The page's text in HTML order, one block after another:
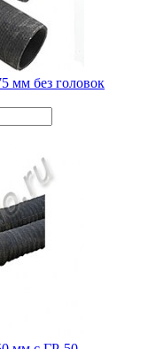
мм без головок